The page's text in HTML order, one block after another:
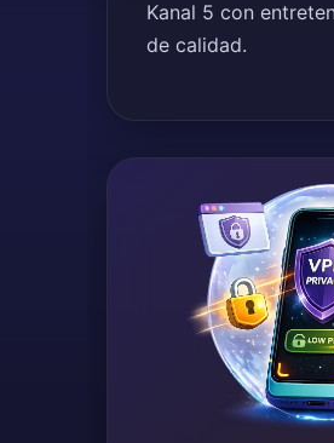
Kanal 5 con
de calidad.